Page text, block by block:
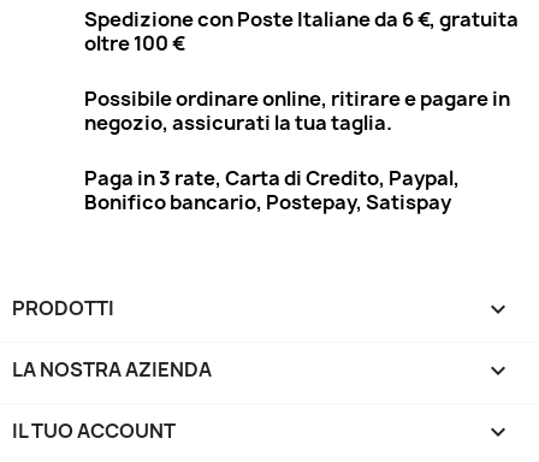
Spedizione con Poste Italiane da 6 €, gratuita
oltre 100 €
Possibile ordinare online, ritirare e pagare in
negozio, assicurati la tua taglia.
Paga in 3 rate, Carta di Credito, Paypal,
Bonifico bancario, Postepay, Satispay
PRODOTTI 
LA NOSTRA AZIENDA 
IL TUO ACCOUNT 